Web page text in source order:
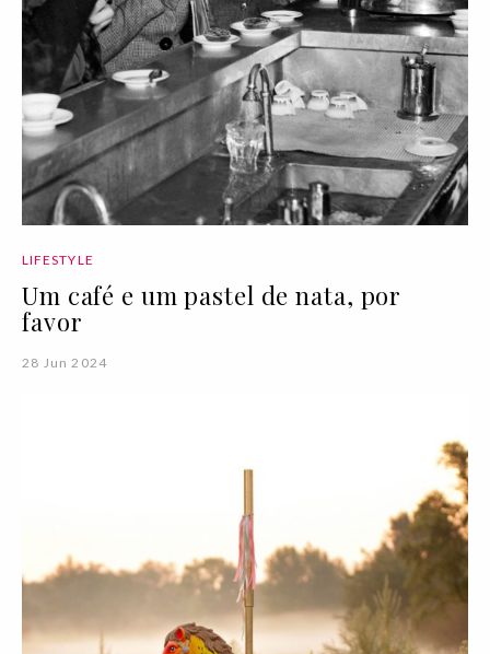
LIFESTYLE
Um café e um pastel de nata, por
favor
28 Jun 2024